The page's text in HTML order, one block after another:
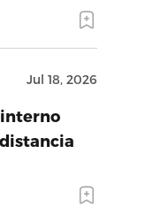
Jul 18, 2026
interno